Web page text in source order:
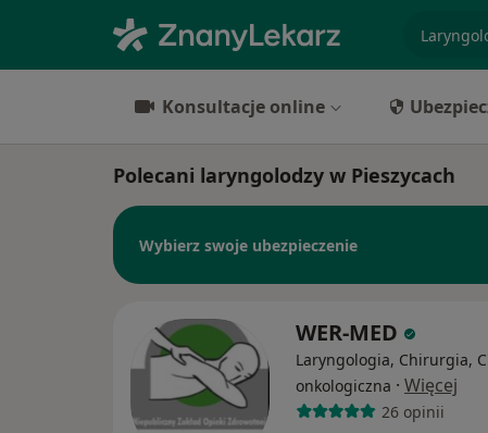
Konsultacje online
Polecani laryngolodzy w Pieszycach
Wybierz swoje ubezpieczenie
WER-MED
Laryngologia, Chirurgia,
onkologiczna · Więcej
26 opinii